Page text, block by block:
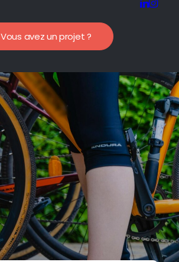
Vous avez un projet ?